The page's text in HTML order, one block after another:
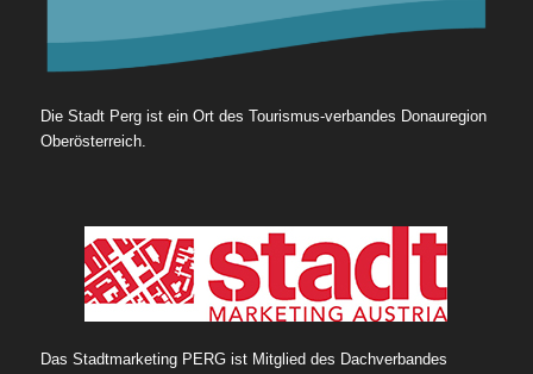
Die Stadt Perg ist ein Ort des Tourismus-verbandes Donauregion
Oberösterreich.
Das Stadtmarketing PERG ist Mitglied des Dachverbandes